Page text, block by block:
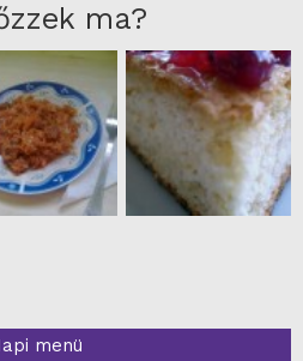
ma?
menü